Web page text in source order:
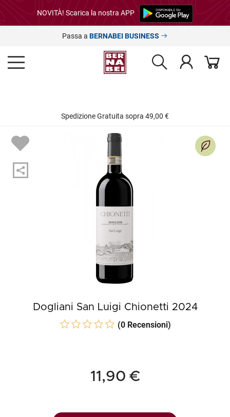
NOVITÀ! Scarica la nostra APP
Passa a BERNABEI BUSINESS
Spedizione Gratuita sopra 49,00 €
Dogliani San Luigi Chionetti 2024
(0 Recensioni)
11,90 €